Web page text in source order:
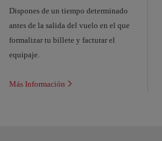
Dispones de un tiempo determinado
antes de la salida del vuelo en el que
formalizar tu billete y facturar el
equipaje.
Más Información